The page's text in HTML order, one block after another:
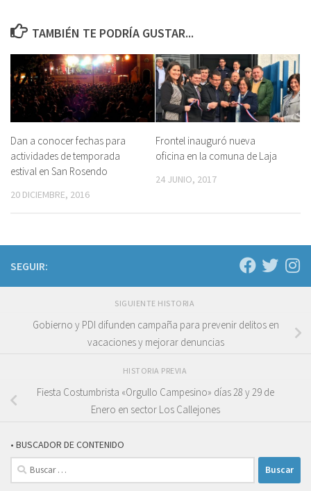
TAMBIÉN TE PODRÍA GUSTAR...
Dan a conocer fechas para
actividades de temporada
estival en San Rosendo
20 DICIEMBRE, 2016
Frontel inauguró nueva
oficina en la comuna de Laja
24 JUNIO, 2017
SEGUIR:
SIGUIENTE HISTORIA
Gobierno y PDI difunden campaña para prevenir delitos en
vacaciones y mejorar denuncias
HISTORIA PREVIA
Fiesta Costumbrista «Orgullo Campesino» días 28 y 29 de
Enero en sector Los Callejones
• BUSCADOR DE CONTENIDO
Buscar: